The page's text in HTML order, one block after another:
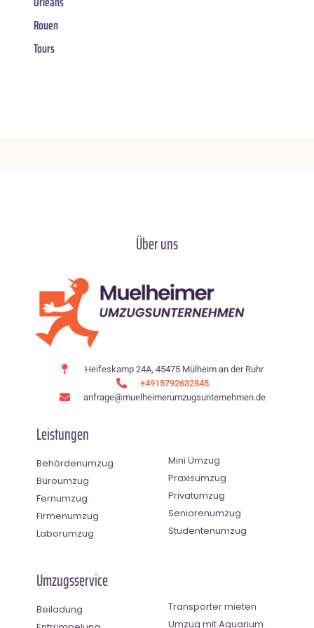
Rouen
Tours
Über uns
Heifeskamp 24A, 45475 Mülheim an der Ruhr
+4915792632845
anfrage@muelheimerumzugsunternehmen.de
Leistungen
Behördenumzug
Büroumzug
Fernumzug
Firmenumzug
Laborumzug
Mini Umzug
Praxisumzug
Privatumzug
Seniorenumzug
Studentenumzug
Umzugsservice
Beiladung
Transporter mieten
Umzug mit Aquarium